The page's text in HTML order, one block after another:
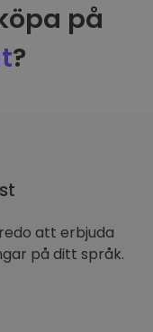
på
?
att erbjuda
på ditt språk.